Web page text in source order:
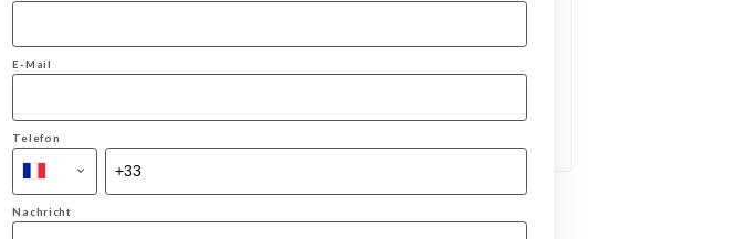
E-Mail
Telefon
Nachricht